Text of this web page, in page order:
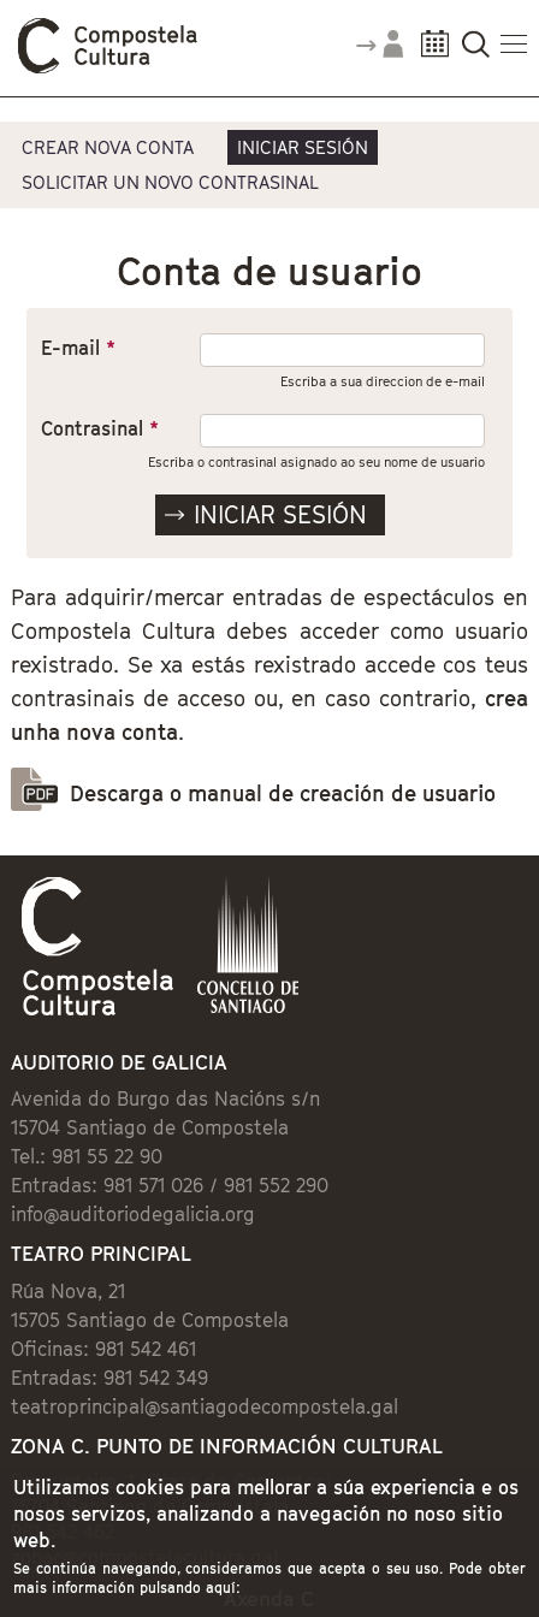
Pestanas principais
CREAR NOVA CONTA
INICIAR SESIÓN
SOLICITAR UN NOVO CONTRASINAL
Conta de usuario
E-mail *
Escriba a sua direccion de e-mail
Contrasinal *
Escriba o contrasinal asignado ao seu nome de usuario
Para adquirir/mercar entradas de espectáculos en
Compostela Cultura debes acceder como usuario
rexistrado. Se xa estás rexistrado accede cos teus
contrasinais de acceso ou, en caso contrario, crea
unha nova conta.
Descarga o manual de creación de usuario
AUDITORIO DE GALICIA
Avenida do Burgo das Nacións s/n
15704 Santiago de Compostela
Tel.: 981 55 22 90
Entradas: 981 571 026 / 981 552 290
info@auditoriodegalicia.org
TEATRO PRINCIPAL
Rúa Nova, 21
15705 Santiago de Compostela
Oficinas: 981 542 461
Entradas: 981 542 349
teatroprincipal@santiagodecompostela.gal
ZONA C. PUNTO DE INFORMACIÓN CULTURAL
Preguntoiro, 1 (Praza de Cervantes)
15704 Santiago de Compostela
981 542 462
zonac@compostelacultura.gal
Axenda C
Utilizamos cookies para mellorar a súa experiencia e os
nosos servizos, analizando a navegación no noso sitio
web.
Se continúa navegando, consideramos que acepta o seu uso. Pode obter
mais información pulsando aquí: